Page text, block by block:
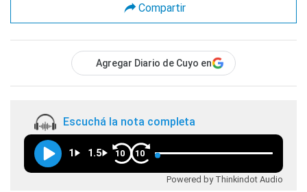
Compartir
Agregar Diario de Cuyo en
Escuchá la nota completa
1 1.5 10 10
Powered by Thinkindot Audio